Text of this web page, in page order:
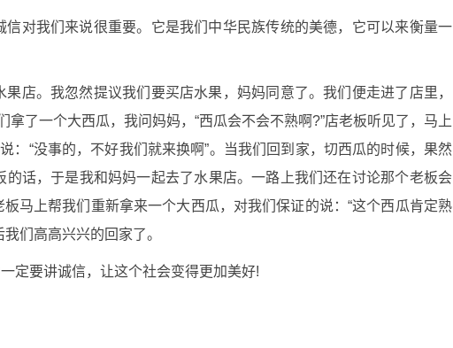
对我们来说很重要。它是我们中华民族传统的美德，它可以来衡量一
店。我忽然提议我们要买店水果，妈妈同意了。我们便走进了店里，
了一个大西瓜，我问妈妈，“西瓜会不会不熟啊?”店老板听见了，马上
：“没事的，不好我们就来换啊”。当我们回到家，切西瓜的时候，果然
话，于是我和妈妈一起去了水果店。一路上我们还在讨论那个老板会
马上帮我们重新拿来一个大西瓜，对我们保证的说：“这个西瓜肯定熟
们高高兴兴的回家了。
定要讲诚信，让这个社会变得更加美好!